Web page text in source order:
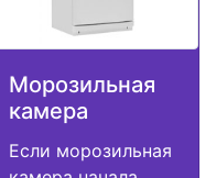
Морозильная
камера
Если морозильная